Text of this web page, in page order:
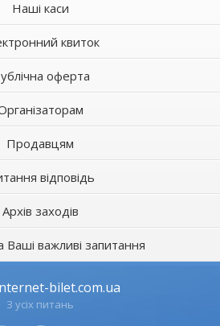
Наші каси
квиток
оферта
Продавцям
відповідь
Архів заходів
Ваші важливі запитання
bilet.com.ua
З усіх питань